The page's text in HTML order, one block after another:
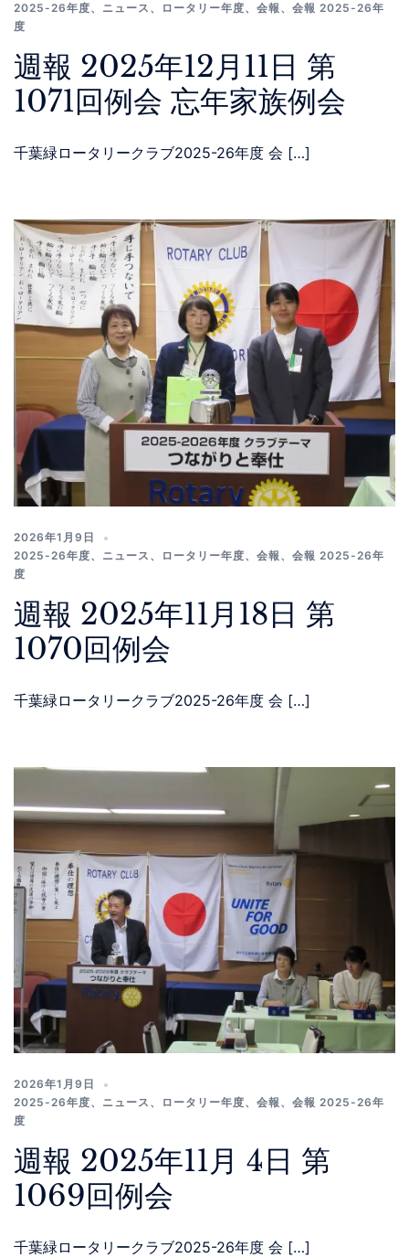
2025-26年度、 ニュース 、 ロータリー年度、 会報 、 会報 2025-26年
度
週報 2025年12月11日 第
1071回例会 忘年家族例会
千葉緑ロータリークラブ2025-26年度 会 […]
2026年1月9日
2025-26年度、 ニュース 、 ロータリー年度、 会報 、 会報 2025-26年
度
週報 2025年11月18日 第
1070回例会
千葉緑ロータリークラブ2025-26年度 会 […]
2026年1月9日
2025-26年度、 ニュース 、 ロータリー年度、 会報 、 会報 2025-26年
度
週報 2025年11月 4日 第
1069回例会
千葉緑ロータリークラブ2025-26年度 会 […]